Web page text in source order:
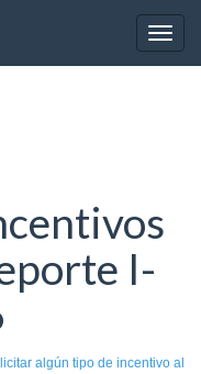
I-
algún tipo de incentivo al